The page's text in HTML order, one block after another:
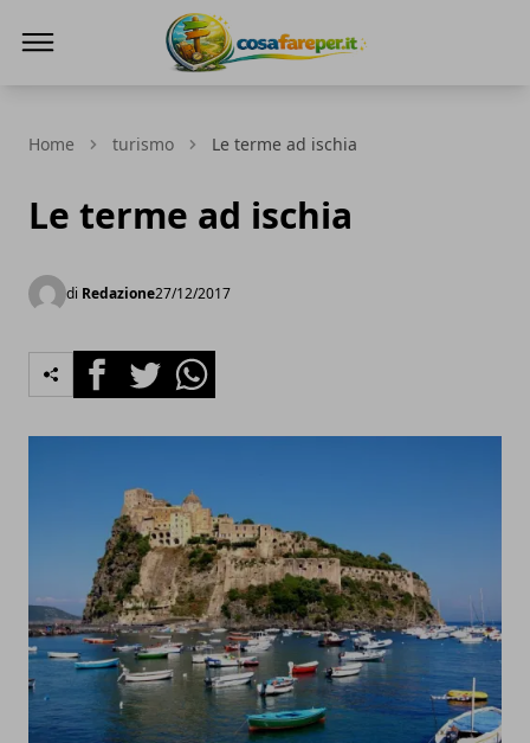
Home turismo Le terme ad ischia
Le terme ad ischia
di Redazione27/12/2017
FacebookTwitterWhatsapp